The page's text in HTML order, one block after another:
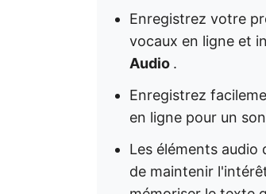
Enregistrez votre
vocaux en ligne et
Audio .
Enregistrez
en ligne pour un
Les éléments
de maintenir